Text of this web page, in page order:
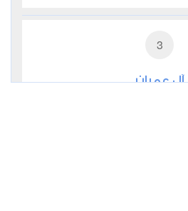
3
آل عمران